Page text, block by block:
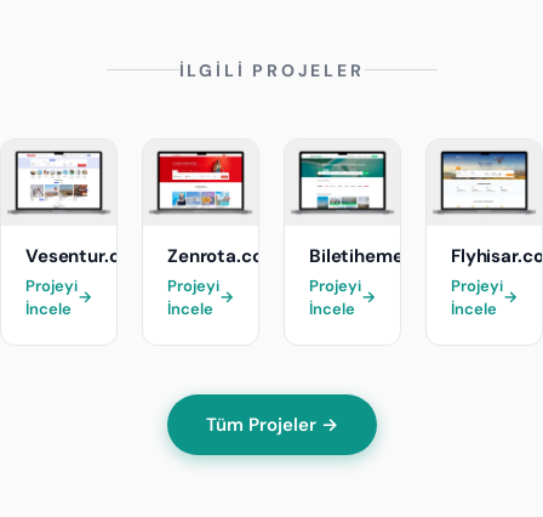
İLGİLİ PROJELER
Vesentur.com
Projeyi
İncele
→
Zenrota.com
Projeyi
İncele
→
Biletihemenal.com
Projeyi
İncele
→
Projeyi
İncele
→
Tüm Projeler →